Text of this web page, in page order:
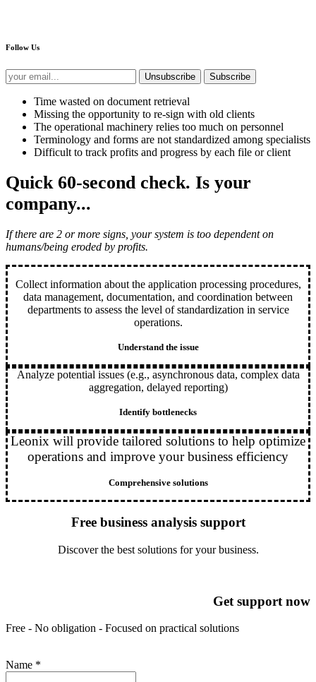
Follow Us
Unsubscribe Subscribe
Time wasted on document retrieval
Missing the opportunity to re-sign with old clients
The operational machinery relies too much on personnel
Terminology and forms are not standardized among specialists
Difficult to track profits and progress by each file or client
Quick 60-second check. Is your
company...
If there are 2 or more signs, your system is too dependent on
humans/being eroded by profits.
Collect information about the application processing procedures,
data management, documentation, and coordination between
departments to assess the level of standardization in service
operations.
Understand the issue
Analyze potential issues (e.g., asynchronous data, complex data
aggregation, delayed reporting)
Identify bottlenecks
Leonix will provide tailored solutions to help optimize
operations and improve your business efficiency
Comprehensive solutions
Free business analysis support
Discover the best solutions for your business.
Get support now
Free - No obligation - Focused on practical solutions
Name *